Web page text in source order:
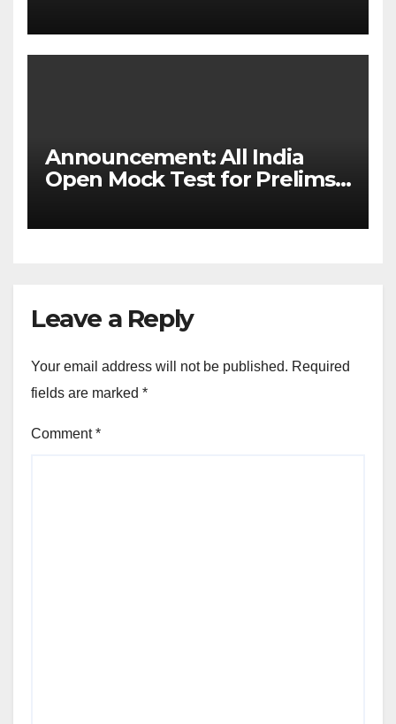
Framework for Big Tech
(UPSC GS 2 & GS 3)
Announcement: All India
Open Mock Test for Prelims
Leave a Reply
Your email address will not be published. Required
fields are marked *
Comment*